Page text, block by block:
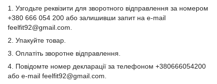
1. Узгодьте реквізити для зворотного відправлення за номером
+380 666 054 200 або залишивши запит на e-mail
feelfit92@gmail.com.
2. Упакуйте товар.
3. Оплатіть зворотне відправлення.
4. Повідомте номер декларації за телефоном +380666054200
або e-mail feelfit92@gmail.com.